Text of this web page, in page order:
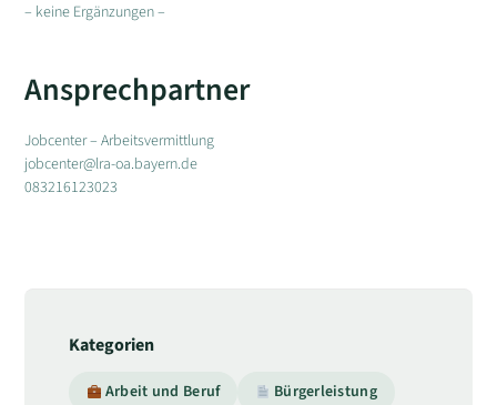
– keine Ergänzungen –
Ansprechpartner
Jobcenter – Arbeitsvermittlung
jobcenter@lra-oa.bayern.de
083216123023
Kategorien
Arbeit und Beruf Bürgerleistung